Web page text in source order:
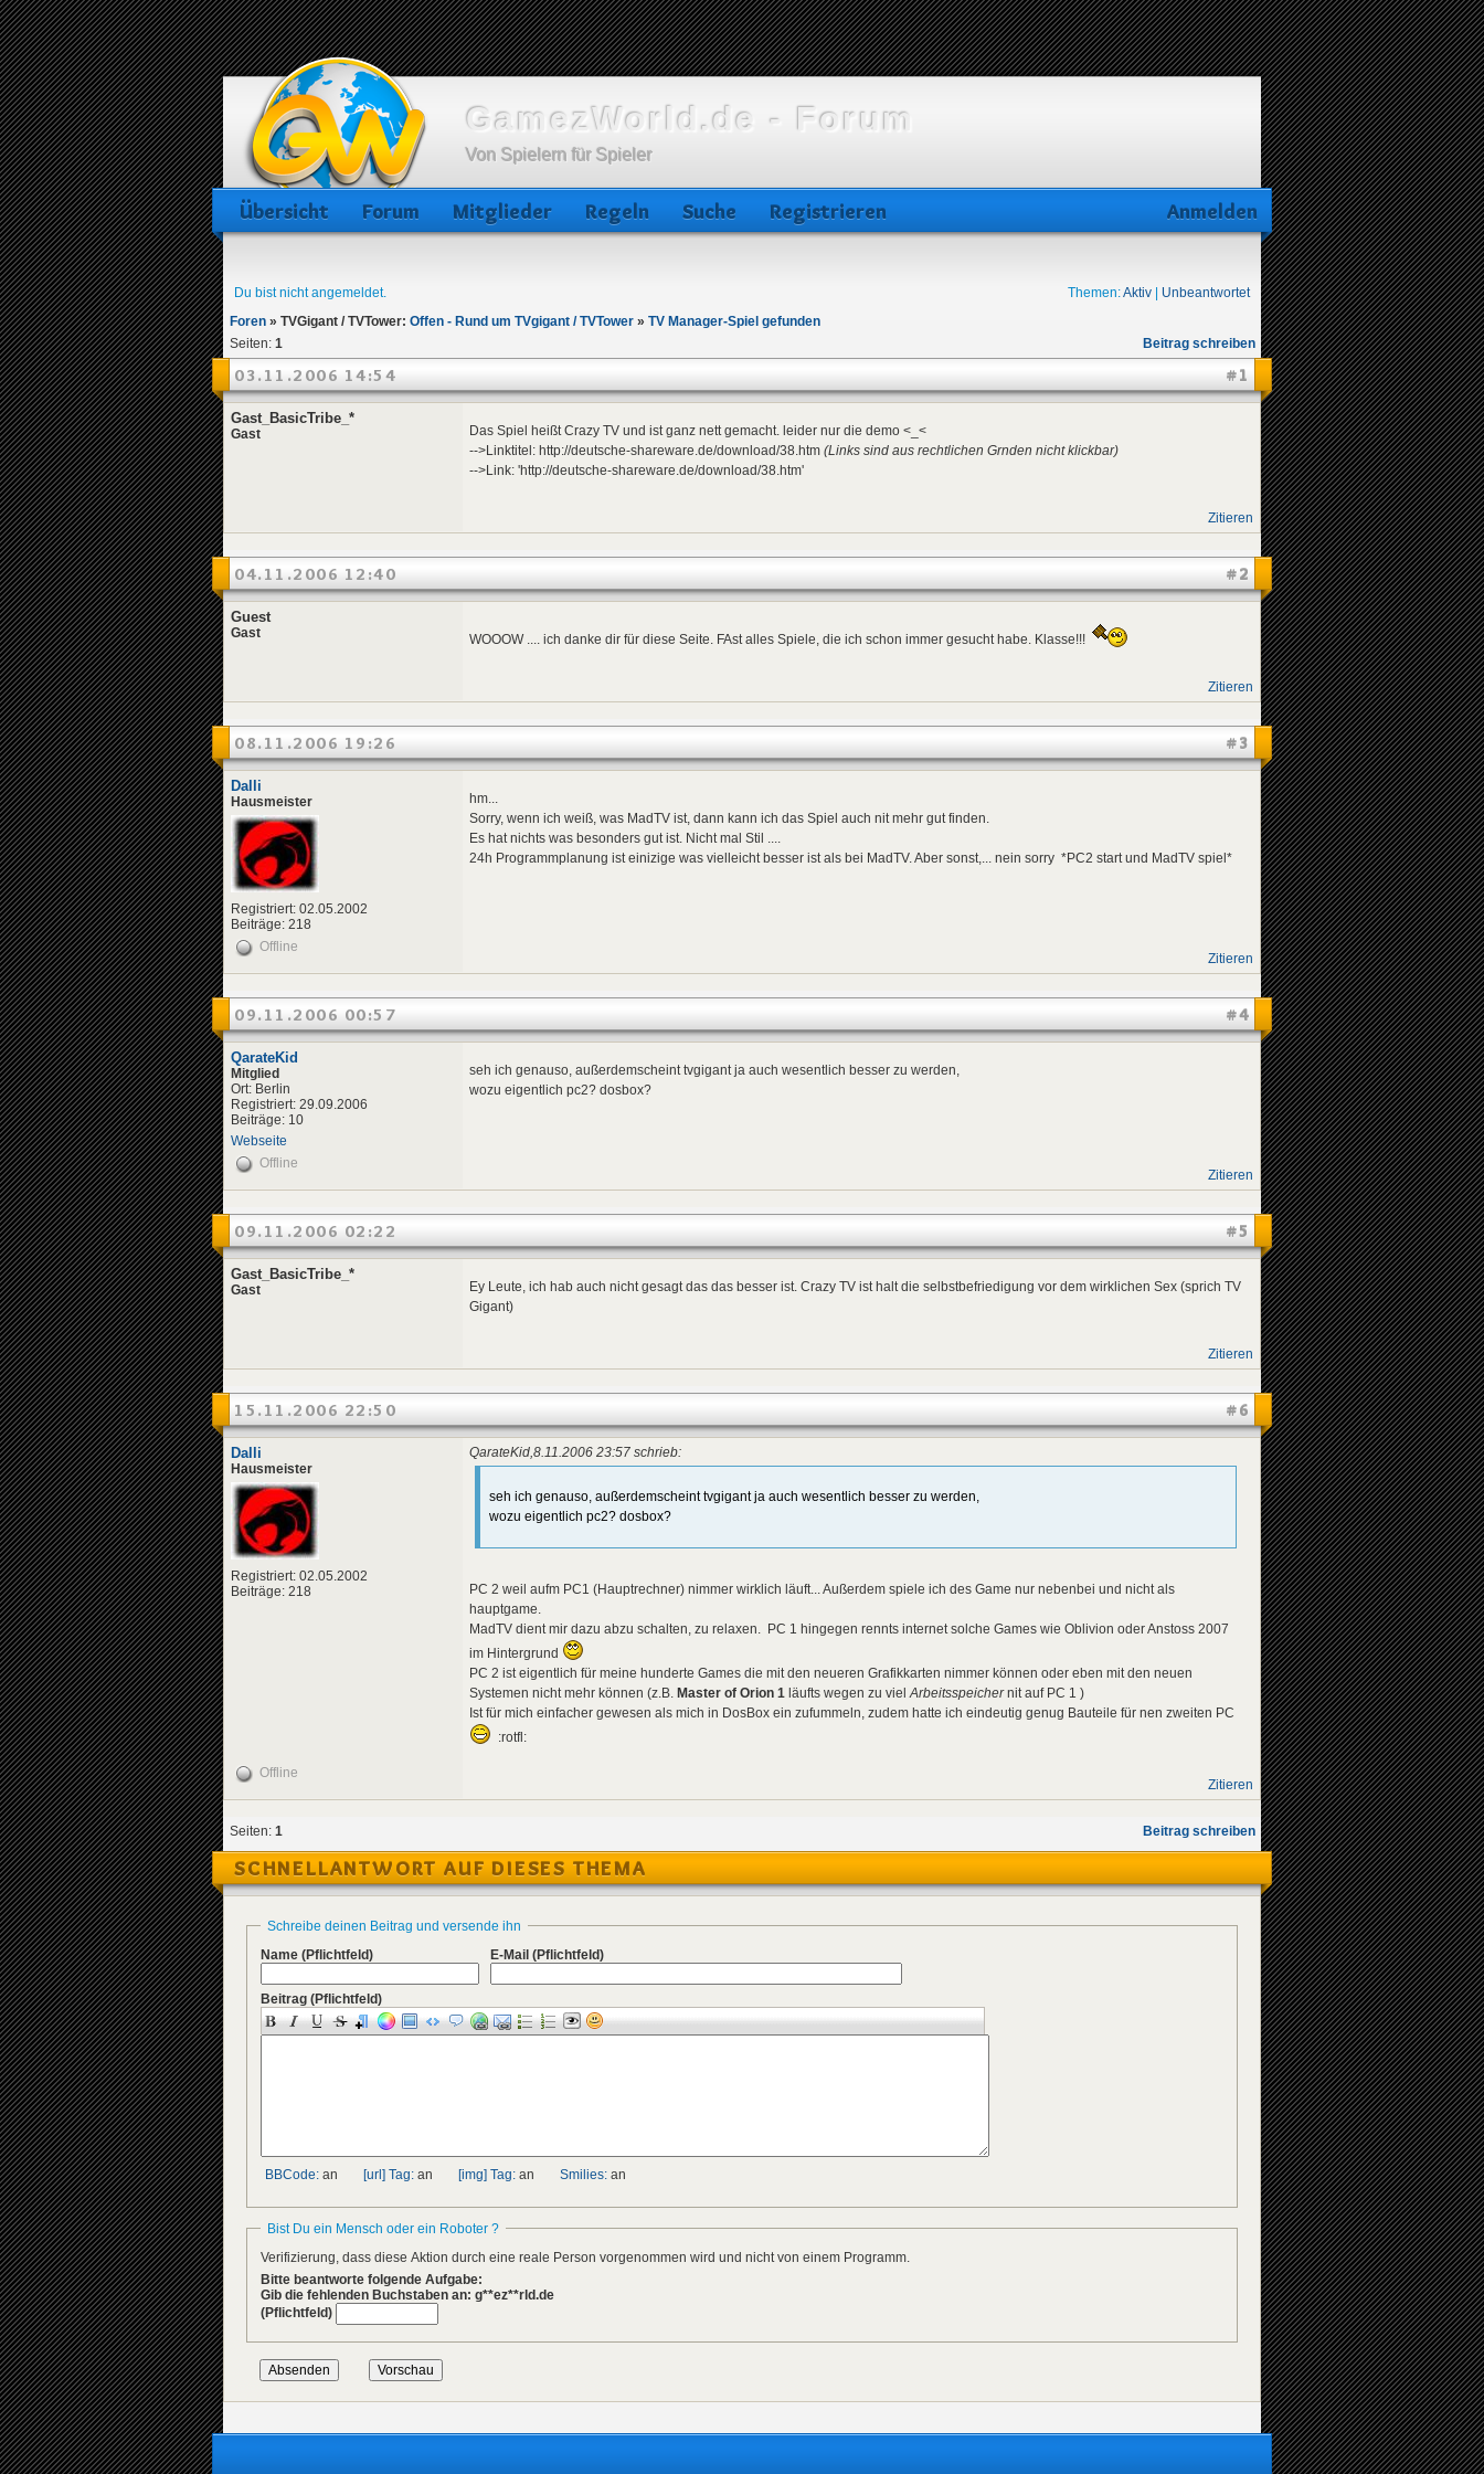
GamezWorld.de - Forum
Von Spielern für Spieler
Übersicht Forum Mitglieder Regeln Suche Registrieren Anmelden
Du bist nicht angemeldet. Themen:Aktiv
Unbeantwortet
Foren » TVGigant / TVTower: Offen - Rund um TVgigant / TVTower » TV Manager-Spiel gefunden
Seiten: 1 Beitrag schreiben
#1
03.11.2006 14:54
Gast_BasicTribe_*
Gast
Das Spiel heißt Crazy TV und ist ganz nett gemacht. leider nur die demo <_<
-->Linktitel: http://deutsche-shareware.de/download/38.htm (Links sind aus rechtlichen Grnden nicht klickbar)
-->Link: 'http://deutsche-shareware.de/download/38.htm'
Zitieren
#2
04.11.2006 12:40
Guest
Gast WOOOW .... ich danke dir für diese Seite. FAst alles Spiele, die ich schon immer gesucht habe. Klasse!!!
Zitieren
#3
08.11.2006 19:26
Dalli
Hausmeister
Registriert: 02.05.2002
Beiträge: 218
hm...
Sorry, wenn ich weiß, was MadTV ist, dann kann ich das Spiel auch nit mehr gut finden.
Es hat nichts was besonders gut ist. Nicht mal Stil ....
24h Programmplanung ist einizige was vielleicht besser ist als bei MadTV. Aber sonst,... nein sorry *PC2 start und MadTV spiel*
Offline
Zitieren
#4
09.11.2006 00:57
QarateKid
Mitglied
Ort: Berlin
Registriert: 29.09.2006
Beiträge: 10
Webseite
seh ich genauso, außerdemscheint tvgigant ja auch wesentlich besser zu werden,
wozu eigentlich pc2? dosbox?
Offline
Zitieren
#5
09.11.2006 02:22
Gast_BasicTribe_*
Gast
Ey Leute, ich hab auch nicht gesagt das das besser ist. Crazy TV ist halt die selbstbefriedigung vor dem wirklichen Sex (sprich TV
Gigant)
Zitieren
#6
15.11.2006 22:50
Dalli
Hausmeister
Registriert: 02.05.2002
Beiträge: 218
QarateKid,8.11.2006 23:57 schrieb:
seh ich genauso, außerdemscheint tvgigant ja auch wesentlich besser zu werden,
wozu eigentlich pc2? dosbox?
PC 2 weil aufm PC1 (Hauptrechner) nimmer wirklich läuft... Außerdem spiele ich des Game nur nebenbei und nicht als
hauptgame.
MadTV dient mir dazu abzu schalten, zu relaxen. PC 1 hingegen rennts internet solche Games wie Oblivion oder Anstoss 2007
im Hintergrund
PC 2 ist eigentlich für meine hunderte Games die mit den neueren Grafikkarten nimmer können oder eben mit den neuen
Systemen nicht mehr können (z.B. Master of Orion 1 läufts wegen zu viel Arbeitsspeichernit auf PC 1 )
Ist für mich einfacher gewesen als mich in DosBox ein zufummeln, zudem hatte ich eindeutig genug Bauteile für nen zweiten PC
:rotfl:
Offline
Zitieren
Seiten: 1 Beitrag schreiben
SCHNELLANTWORT AUF DIESES THEMA
Schreibe deinen Beitrag und versende ihn
Name (Pflichtfeld) E-Mail (Pflichtfeld)
Beitrag (Pflichtfeld)
BBCode: an [url] Tag: an [img] Tag: an Smilies: an
Bist Du ein Mensch oder ein Roboter ?
Verifizierung, dass diese Aktion durch eine reale Person vorgenommen wird und nicht von einem Programm.
Bitte beantworte folgende Aufgabe:
Gib die fehlenden Buchstaben an: g**ez**rld.de
(Pflichtfeld)